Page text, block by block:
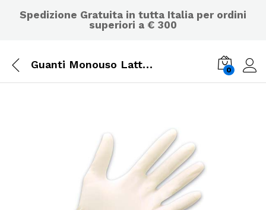
Spedizione Gratuita in tutta Italia per ordini
superiori a € 300
Guanti Monouso Lattice Talcati con polvere Ambidestri 100 pz. -TAGLIA L 0